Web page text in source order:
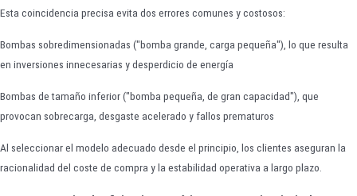
Esta coincidencia precisa evita dos errores comunes y costosos:
Bombas sobredimensionadas ("bomba grande, carga pequeña"), lo que resulta
en inversiones innecesarias y desperdicio de energía
Bombas de tamaño inferior ("bomba pequeña, de gran capacidad"), que
provocan sobrecarga, desgaste acelerado y fallos prematuros
Al seleccionar el modelo adecuado desde el principio, los clientes aseguran la
racionalidad del coste de compra y la estabilidad operativa a largo plazo.